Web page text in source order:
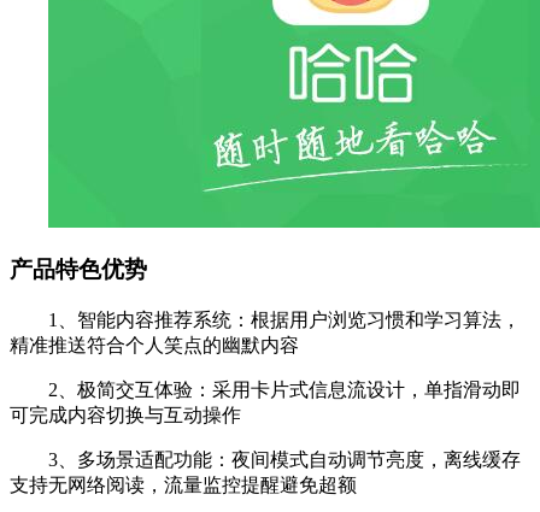
产品特色优势
1、智能内容推荐系统：根据用户浏览习惯和学习算法，
精准推送符合个人笑点的幽默内容
2、极简交互体验：采用卡片式信息流设计，单指滑动即
可完成内容切换与互动操作
3、多场景适配功能：夜间模式自动调节亮度，离线缓存
支持无网络阅读，流量监控提醒避免超额